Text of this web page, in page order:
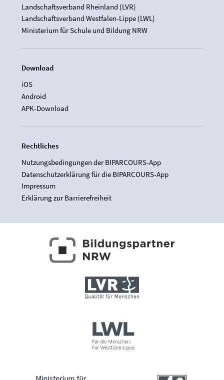
Landschaftsverband Rheinland (LVR)
Landschaftsverband Westfalen-Lippe (LWL)
Ministerium für Schule und Bildung NRW
Download
iOS
Android
APK-Download
Rechtliches
Nutzungsbedingungen der BIPARCOURS-App
Datenschutzerklärung für die BIPARCOURS-App
Impressum
Erklärung zur Barrierefreiheit